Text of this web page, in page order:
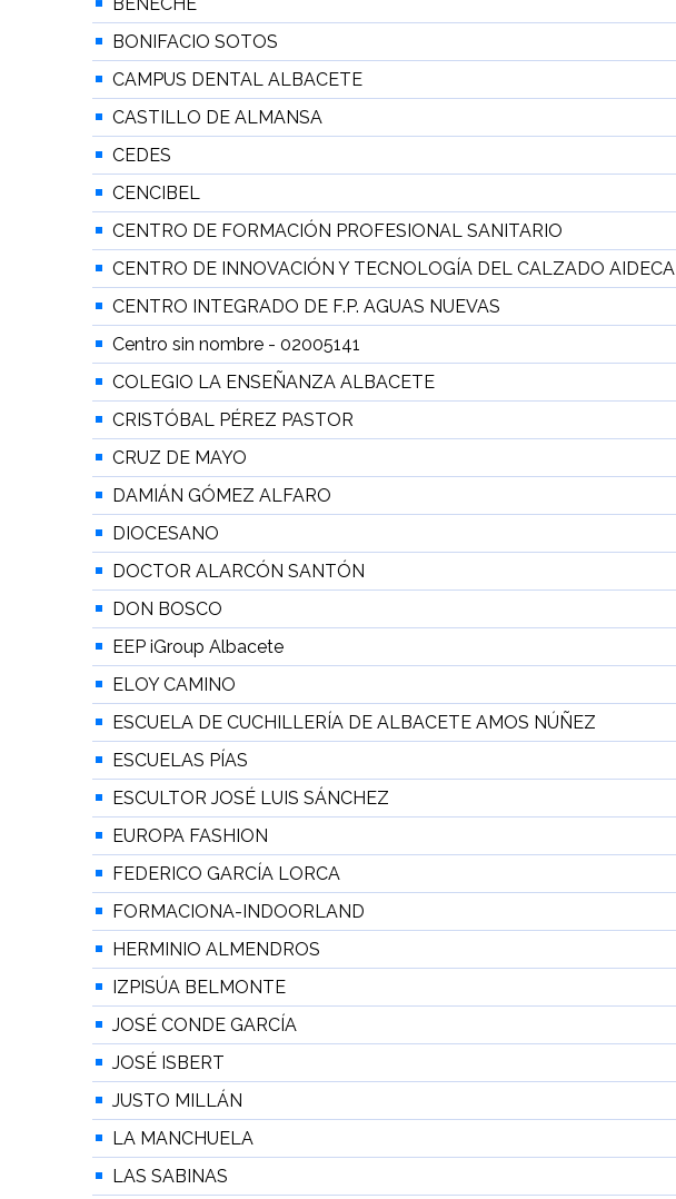
BONIFACIO SOTOS
CAMPUS DENTAL ALBACETE
CASTILLO DE ALMANSA
CEDES
CENCIBEL
CENTRO DE FORMACIÓN PROFESIONAL SANITARIO
CENTRO DE INNOVACIÓN Y TECNOLOGÍA DEL CALZADO AIDECA
CENTRO INTEGRADO DE F.P. AGUAS NUEVAS
Centro sin nombre - 02005141
COLEGIO LA ENSEÑANZA ALBACETE
CRISTÓBAL PÉREZ PASTOR
CRUZ DE MAYO
DAMIÁN GÓMEZ ALFARO
DIOCESANO
DOCTOR ALARCÓN SANTÓN
DON BOSCO
EEP iGroup Albacete
ELOY CAMINO
ESCUELA DE CUCHILLERÍA DE ALBACETE AMOS NÚÑEZ
ESCUELAS PÍAS
ESCULTOR JOSÉ LUIS SÁNCHEZ
EUROPA FASHION
FEDERICO GARCÍA LORCA
FORMACIONA-INDOORLAND
HERMINIO ALMENDROS
IZPISÚA BELMONTE
JOSÉ CONDE GARCÍA
JOSÉ ISBERT
JUSTO MILLÁN
LA MANCHUELA
LAS SABINAS